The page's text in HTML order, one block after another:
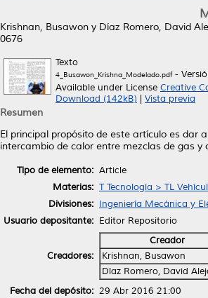
Krishnan, Busawon y Díaz Romero, David
0676
Texto
4_Busawon_Krishna_Modelado.pdf-
Available under License Creative
Download (142kB)
Vista previa
Resumen
El principal propósito de este artículo es dar
intercambio de calor entre mezclas de gas
Tipo de elemento: Article
Materias: T Tecnología > TL
Divisiones: Ingeniería Mecánica y
Usuario depositante: Editor Repositorio
Creadores:
Creador
Krishnan, Busawon
Díaz Romero, David
Fecha del depósito: 29 Abr 2016 21:00